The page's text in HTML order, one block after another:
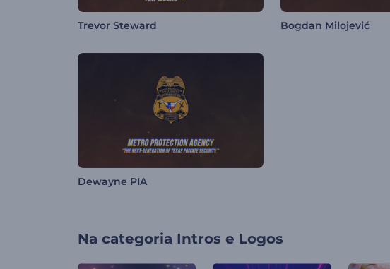
Trevor Steward Bogdan Milojević
Dewayne PIA
Na categoria Intros e Logos